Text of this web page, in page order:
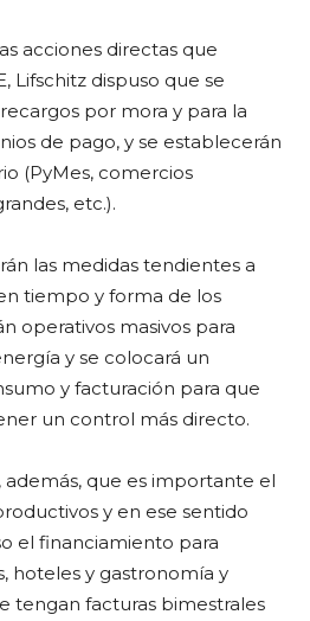
acciones directas que
Lifschitz dispuso que se
por mora y para la
de pago, y se establecerán
(PyMes, comercios
etc.).
las medidas tendientes a
tiempo y forma de los
operativos masivos para
y se colocará un
y facturación para que
un control más directo.
que es importante el
y en ese sentido
el financiamiento para
hoteles y gastronomía y
tengan facturas bimestrales